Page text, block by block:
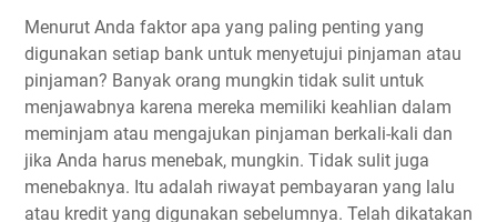
Menurut Anda faktor apa yang paling penting yang
digunakan setiap bank untuk menyetujui pinjaman atau
pinjaman? Banyak orang mungkin tidak sulit untuk
menjawabnya karena mereka memiliki keahlian dalam
meminjam atau mengajukan pinjaman berkali-kali dan
jika Anda harus menebak, mungkin. Tidak sulit juga
menebaknya. Itu adalah riwayat pembayaran yang lalu
atau kredit yang digunakan sebelumnya. Telah dikatakan